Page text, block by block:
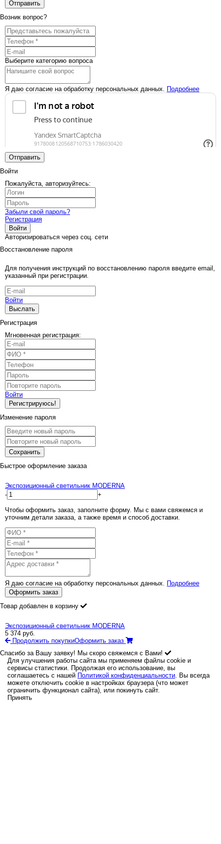
Отправить
Возник вопрос?
Выберите категорию вопроса
Я даю согласие на обработку персональных данных. Подробнее
Отправить
Войти
Пожалуйста, авторизуйтесь:
Забыли свой пароль?
Регистрация
Войти
Авторизироваться через соц. сети
Восстановление пароля
Для получения инструкций по восстановлению пароля введите email,
указанный при регистрации.
Войти
Выслать
Регистрация
Мгновенная регистрация:
Войти
Регистрируюсь!
Изменение пароля
Сохранить
Быстрое оформление заказа
Экспозиционный светильник MODERNA
-
+
Чтобы оформить заказ, заполните форму. Мы с вами свяжемся и
уточним детали заказа, а также время и способ доставки.
Я даю согласие на обработку персональных данных. Подробнее
Оформить заказ
Товар добавлен в корзину
Экспозиционный светильник MODERNA
5 374 руб.
Продолжить покупкиОформить заказ
Спасибо за Вашу заявку! Мы скоро свяжемся с Вами!
Для улучшения работы сайта мы применяем файлы cookie и
сервисы статистики. Продолжая его использование, вы
соглашаетесь с нашей Политикой конфиденциальности. Вы всегда
можете отключить cookie в настройках браузера (что может
ограничить функционал сайта), или покинуть сайт.
Принять